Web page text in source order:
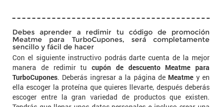
Debes aprender a redimir tu código de promoción
Meatme para TurboCupones, será completamente
sencillo y fácil de hacer
Con el siguiente instructivo podrás darte cuenta de la mejor
manera de redimir tu cupón de descuento Meatme para
TurboCupones. Deberás ingresar a la página de Meatme y en
ella escoger la proteína que quieres llevarte, después deberás
escoger entre la gran variedad de productos que existen.